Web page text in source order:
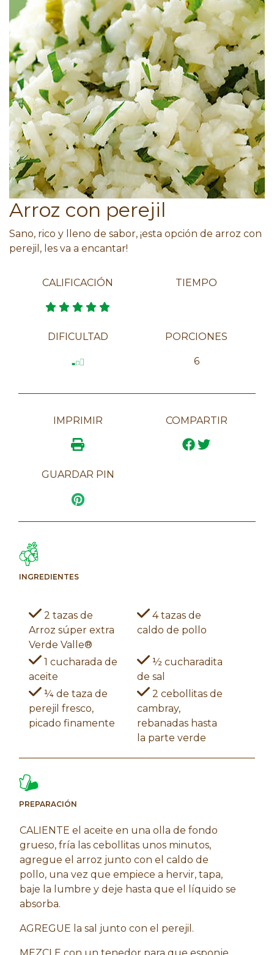
Arroz con perejil
Sano, rico y lleno de sabor, ¡esta opción de arroz con
perejil, les va a encantar!
CALIFICACIÓN TIEMPO
DIFICULTAD PORCIONES
6
IMPRIMIR COMPARTIR
GUARDAR PIN
INGREDIENTES
2 tazas de
Arroz súper extra
Verde Valle®
4 tazas de
caldo de pollo
1 cucharada de
aceite
½ cucharadita
de sal
¼ de taza de
perejil fresco,
picado finamente
2 cebollitas de
cambray,
rebanadas hasta
la parte verde
PREPARACIÓN
CALIENTE el aceite en una olla de fondo
grueso, fría las cebollitas unos minutos,
agregue el arroz junto con el caldo de
pollo, una vez que empiece a hervir, tapa,
baje la lumbre y deje hasta que el líquido se
absorba.
AGREGUE la sal junto con el perejil.
MEZCLE con un tenedor para que esponje